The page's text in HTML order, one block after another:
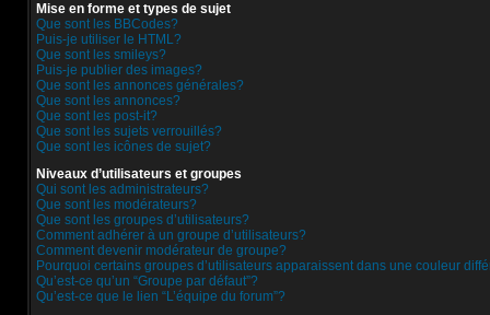
Mise en forme et types de sujet
Que sont les BBCodes?
Puis-je utiliser le HTML?
Que sont les smileys?
Puis-je publier des images?
Que sont les annonces générales?
Que sont les annonces?
Que sont les post-it?
Que sont les sujets verrouillés?
Que sont les icônes de sujet?
Niveaux d’utilisateurs et groupes
Qui sont les administrateurs?
Que sont les modérateurs?
Que sont les groupes d’utilisateurs?
Comment adhérer à un groupe d’utilisateurs?
Comment devenir modérateur de groupe?
Pourquoi certains groupes d’utilisateurs apparaissent dans une couleur
Qu’est-ce qu’un “Groupe par défaut”?
Qu’est-ce que le lien “L’équipe du forum”?